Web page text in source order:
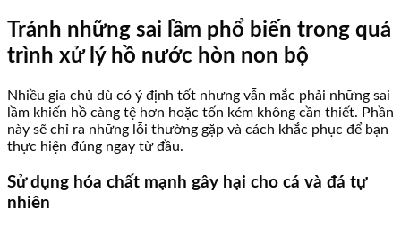
Tránh những sai lầm phổ biến trong quá
trình xử lý hồ nước hòn non bộ
Nhiều gia chủ dù có ý định tốt nhưng vẫn mắc phải những sai
lầm khiến hồ càng tệ hơn hoặc tốn kém không cần thiết. Phần
này sẽ chỉ ra những lỗi thường gặp và cách khắc phục để bạn
thực hiện đúng ngay từ đầu.
Sử dụng hóa chất mạnh gây hại cho cá và đá tự
nhiên